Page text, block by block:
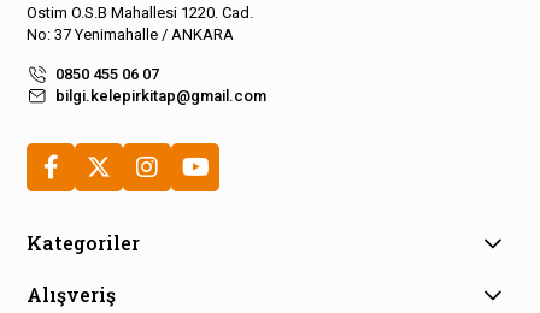
Ostim O.S.B Mahallesi 1220. Cad.
No: 37 Yenimahalle / ANKARA
0850 455 06 07
bilgi.kelepirkitap@gmail.com
Kategoriler
Alışveriş